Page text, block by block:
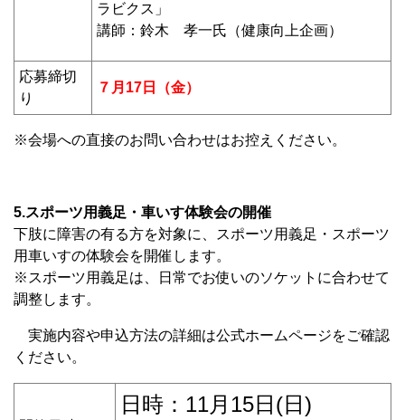
ラビクス」
講師：鈴木 孝一氏（健康向上企画）
応募締切
り
７月17日（金）
※会場への直接のお問い合わせはお控えください。
5.スポーツ用義足・車いす体験会の開催
下肢に障害の有る方を対象に、スポーツ用義足・スポーツ
用車いすの体験会を開催します。
※スポーツ用義足は、日常でお使いのソケットに合わせて
調整します。
実施内容や申込方法の詳細は公式ホームページをご確認
ください。
日時：11月15日(日)